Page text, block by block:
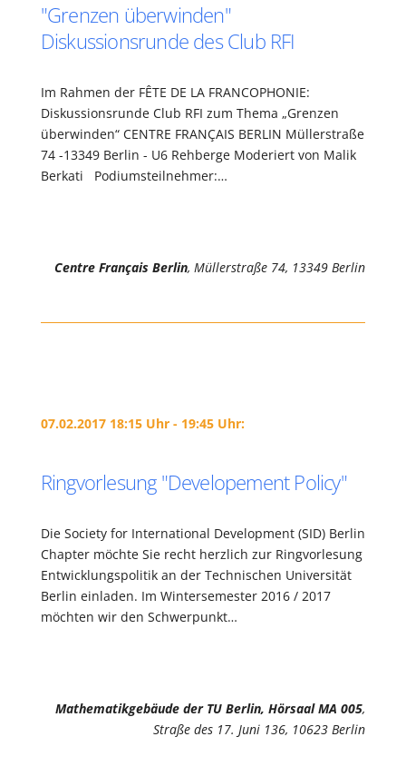
"Grenzen überwinden"
Diskussionsrunde des Club RFI
Im Rahmen der FÊTE DE LA FRANCOPHONIE:
Diskussionsrunde Club RFI zum Thema „Grenzen
überwinden“ CENTRE FRANÇAIS BERLIN Müllerstraße
74 -13349 Berlin - U6 Rehberge Moderiert von Malik
Berkati Podiumsteilnehmer:…
Centre Français Berlin, Müllerstraße 74, 13349 Berlin
07.02.2017 18:15 Uhr - 19:45 Uhr:
Ringvorlesung "Developement Policy"
Die Society for International Development (SID) Berlin
Chapter möchte Sie recht herzlich zur Ringvorlesung
Entwicklungspolitik an der Technischen Universität
Berlin einladen. Im Wintersemester 2016 / 2017
möchten wir den Schwerpunkt…
Mathematikgebäude der TU Berlin, Hörsaal MA 005,
Straße des 17. Juni 136, 10623 Berlin